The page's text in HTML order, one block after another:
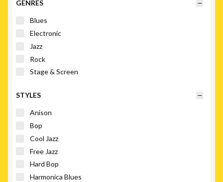
GENRES
Blues
Electronic
Jazz
Rock
Stage & Screen
STYLES
Anison
Bop
Cool Jazz
Free Jazz
Hard Bop
Harmonica Blues